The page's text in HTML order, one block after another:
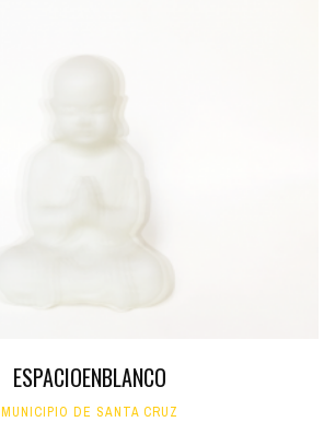
ESPACIOENBLANCO
MUNICIPIO DE SANTA CRUZ